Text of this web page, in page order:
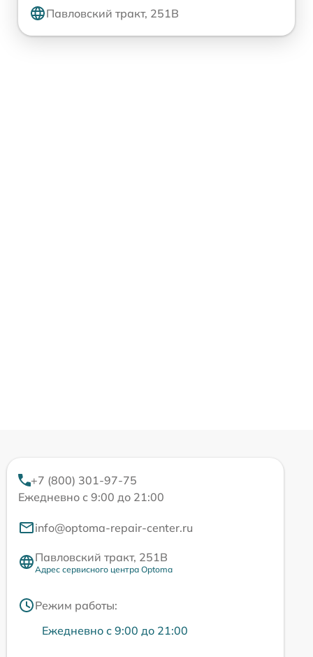
Павловский тракт, 251В
+7 (800) 301-97-75
Ежедневно с 9:00 до 21:00
info@optoma-repair-center.ru
Павловский тракт, 251В
Адрес сервисного центра Optoma
Режим работы:
Ежедневно с 9:00 до 21:00